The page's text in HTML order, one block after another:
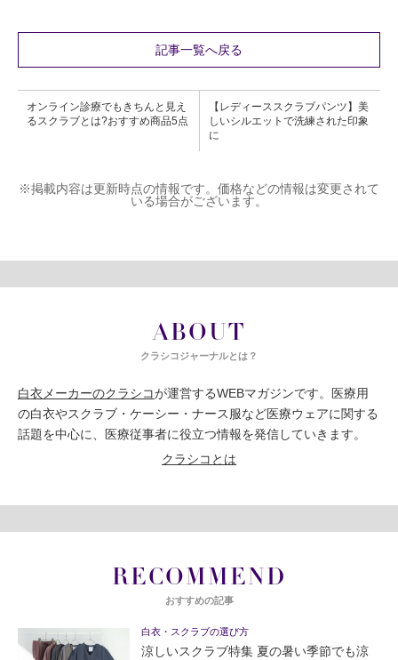
記事一覧へ戻る
オンライン診療でもきちんと見え
るスクラブとは?おすすめ商品5点
【レディーススクラブパンツ】美
しいシルエットで洗練された印象
に
※掲載内容は更新時点の情報です。価格などの情報は変更されて
いる場合がございます。
ABOUT
クラシコジャーナルとは？
白衣メーカーのクラシコが運営するWEBマガジンです。医療用
の白衣やスクラブ・ケーシー・ナース服など医療ウェアに関する
話題を中心に、医療従事者に役立つ情報を発信していきます。
クラシコとは
RECOMMEND
おすすめの記事
白衣・スクラブの選び方
涼しいスクラブ特集 夏の暑い季節でも涼